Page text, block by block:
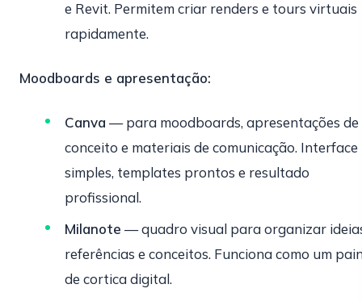
e Revit. Permitem criar renders e tours virtuais
rapidamente.
Moodboards e apresentação:
Canva — para moodboards, apresentações de
conceito e materiais de comunicação. Interface
simples, templates prontos e resultado
profissional.
Milanote — quadro visual para organizar
referências e conceitos. Funciona como um
de cortica digital.